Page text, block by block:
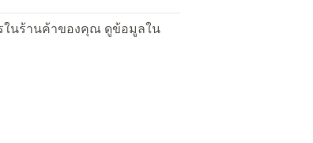
ในร้านค้าของคุณ ดูข้อมูลใน